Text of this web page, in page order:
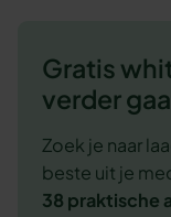
Gratis
verder
Zoek je naar
beste uit je
38 praktische